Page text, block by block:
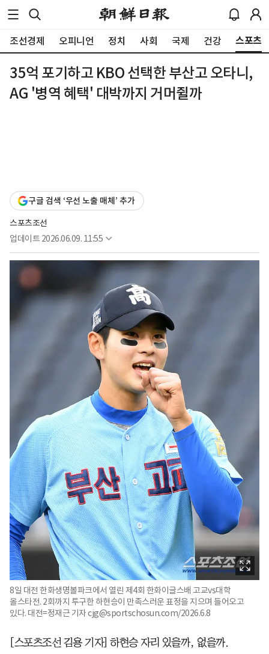
조선경제 오피니언 정치 사회 국제 건강 스포츠
35억 포기하고 KBO 선택한 부산고 오타니,
AG '병역 혜택' 대박까지 거머쥘까
구글 검색 ‘우선 노출 매체’ 추가
스포츠조선
업데이트 2026.06.09. 11:55
8일 대전 한화생명볼파크에서 열린 제4회 한화이글스배 고교vs대학
올스타전. 2회까지 투구한 하현승이 만족스러운 표정을 지으며 들어오고
있다. 대전=정재근 기자 cjg@sportschosun.com/2026.6.8
[스포츠조선 김용 기자] 하현승 자리 있을까, 없을까.